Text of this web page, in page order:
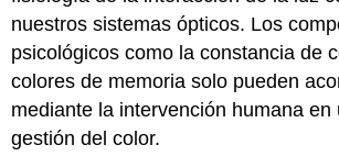
nuestros sistemas ópticos. Los
psicológicos como la constancia de
colores de memoria solo pueden
mediante la intervención humana en
gestión del color.